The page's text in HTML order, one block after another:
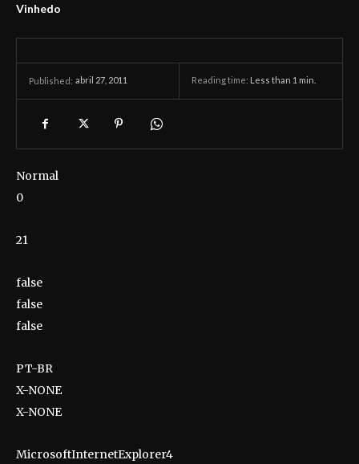
Vinhedo
Published: abril 27, 2011 Reading time: Less than 1 min.
Normal
0
21
false
false
false
PT-BR
X-NONE
X-NONE
MicrosoftInternetExplorer4